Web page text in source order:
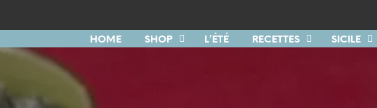
HOME SHOP L’ÉTÉ RECETTES SICILE